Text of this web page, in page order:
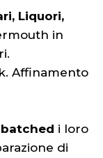
Liquori,
in
Affinamento
i loro
di